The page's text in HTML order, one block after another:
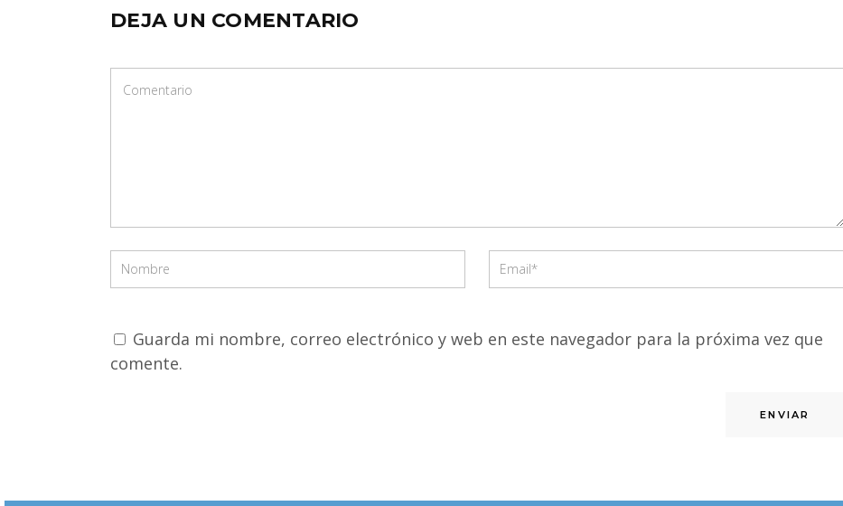
DEJA UN COMENTARIO
Guarda mi nombre, correo electrónico y web en este navegador para la próxima vez que
comente.